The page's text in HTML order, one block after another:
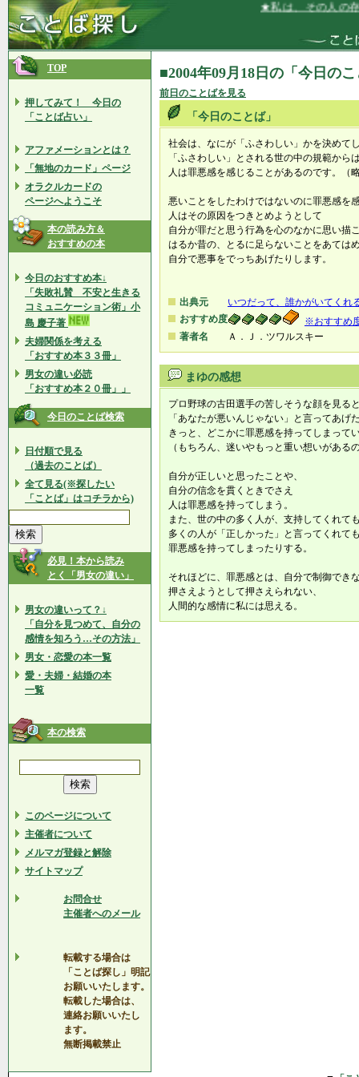
★私は、その人の存
TOP
押してみて！ 今日の
「ことば占い」
アファメーションとは？
「無地のカード」ページ
オラクルカードの
ページへようこそ
本の読み方＆
おすすめの本
今日のおすすめ本↓
「失敗礼賛 不安と生きる
コミュニケーション術」小
島 慶子著
夫婦関係を考える
「おすすめ本３３冊」
男女の違い必読
「おすすめ本２０冊」」
今日のことば検索
日付順で見る
（過去のことば）
全て見る(※探したい
「ことば」はコチラから)
必見！本から読み
とく「男女の違い」
男女の違いって？↓
「自分を見つめて、自分の
感情を知ろう…その方法」
男女・恋愛の本一覧
愛・夫婦・結婚の本
一覧
本の検索
このページについて
主催者について
メルマガ登録と解除
サイトマップ
お問合せ
主催者へのメール
転載する場合は
「ことば探し」明記
お願いいたします。
転載した場合は、
連絡お願いいたし
ます。
無断掲載禁止
■2004年09月18日の「今日の
前日のことばを見る
「今日のことば」
社会は、なにが「ふさわしい」かを決めて
「ふさわしい」とされる世の中の規範から
人は罪悪感を感じることがあるのです。（
悪いことをしたわけではないのに罪悪感を
人はその原因をつきとめようとして
自分が罪だと思う行為を心のなかに思い描
はるか昔の、とるに足らないことをあては
自分で悪事をでっちあげたりします。
出典元
いつだって、誰かがいてくれ
おすすめ度
※おすすめ
著者名
Ａ．Ｊ．ツワルスキー
まゆの感想
プロ野球の古田選手の苦しそうな顔を見る
「あなたが悪いんじゃない」と言ってあげ
きっと、どこかに罪悪感を持ってしまって
（もちろん、迷いやもっと重い想いがある
自分が正しいと思ったことや、
自分の信念を貫くときでさえ
人は罪悪感を持ってしまう。
また、世の中の多く人が、支持してくれて
多くの人が「正しかった」と言ってくれて
罪悪感を持ってしまったりする。
それほどに、罪悪感とは、自分で制御でき
押さえようとして押さえられない、
人間的な感情に私には思える。